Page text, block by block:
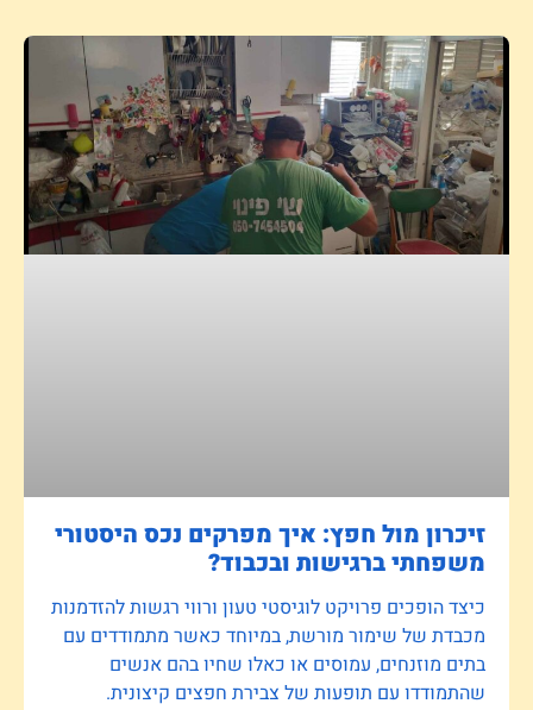
זיכרון מול חפץ: איך מפרקים נכס היסטורי
משפחתי ברגישות ובכבוד?
כיצד הופכים פרויקט לוגיסטי טעון ורווי רגשות להזדמנות
מכבדת של שימור מורשת, במיוחד כאשר מתמודדים עם
בתים מוזנחים, עמוסים או כאלו שחיו בהם אנשים
שהתמודדו עם תופעות של צבירת חפצים קיצונית.